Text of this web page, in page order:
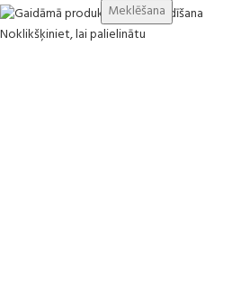
Meklēšana
Noklikšķiniet, lai palielinātu